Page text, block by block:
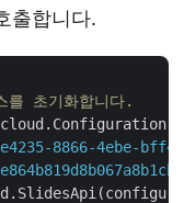
출합니다.
초기화합니다.
8866-4ebe-